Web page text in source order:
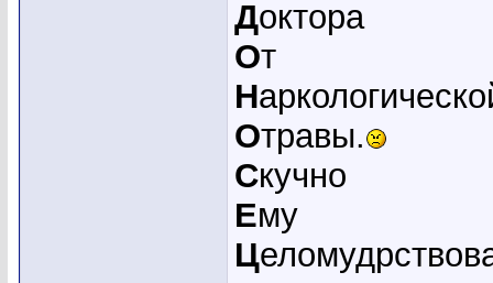
Доктора
От
Н
Отравы.
Скучно
Ему
Ц